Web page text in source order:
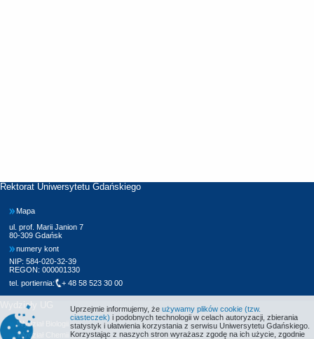
Rektorat Uniwersytetu Gdańskiego
Mapa
ul. prof. Marii Janion 7
80-309 Gdańsk
numery kont
NIP: 584-020-32-39
REGON: 000001330
tel. portiernia:
+ 48 58 523 30 00
Wydziały UG
Wydział Biologii
Wydział Chemii
Uprzejmie informujemy, że używamy plików cookie (tzw.
ciasteczek) i podobnych technologii w celach autoryzacji, zbierania
statystyk i ułatwienia korzystania z serwisu Uniwersytetu Gdańskiego.
Korzystając z naszych stron wyrażasz zgodę na ich użycie, zgodnie